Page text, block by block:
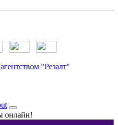
"Резалт"
онлайн!